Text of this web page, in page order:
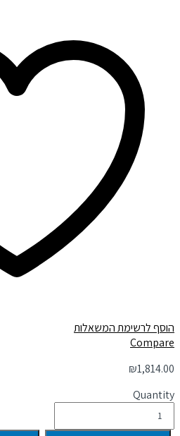
הוסף לרשימת המשאלות
Compare
₪1,814.00
Quantity